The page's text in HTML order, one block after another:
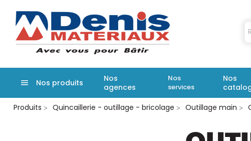
Aller
Nos produits
Nos
agences
Nos
services
Nos
Produits
Quincaillerie - outillage - bricolage Outillage main